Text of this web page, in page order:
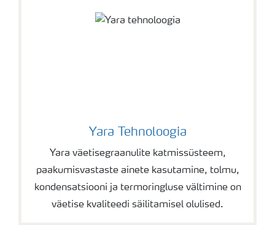
Yara Tehnoloogia
Yara väetisegraanulite katmissüsteem,
paakumisvastaste ainete kasutamine, tolmu,
kondensatsiooni ja termoringluse vältimine on
väetise kvaliteedi säilitamisel olulised.